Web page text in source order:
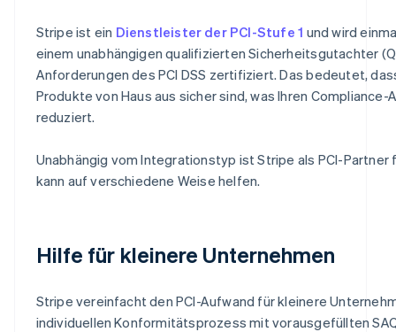
Stripe ist ein Dienstleister der PCI-Stufe 1 und wird
einem unabhängigen qualifizierten Sicherheitsgutachter
Anforderungen des PCI DSS zertifiziert. Das bedeutet,
Produkte von Haus aus sicher sind, was Ihren Compliance-
reduziert.
Unabhängig vom Integrationstyp ist Stripe als PCI-Partner
kann auf verschiedene Weise helfen.
Hilfe für kleinere Unternehmen
Stripe vereinfacht den PCI-Aufwand für kleinere
individuellen Konformitätsprozess mit vorausgefüllten